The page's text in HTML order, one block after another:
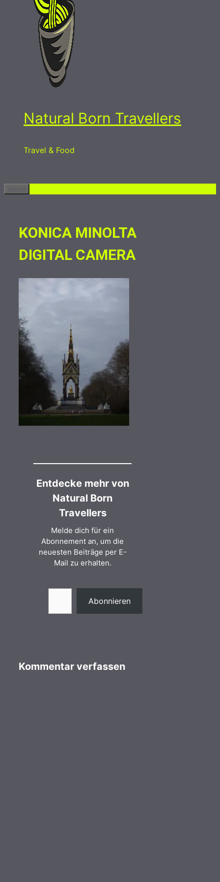
Natural Born Travellers
Travel & Food
KONICA MINOLTA
DIGITAL CAMERA
Entdecke mehr von
Natural Born
Travellers
Melde dich für ein
Abonnement an, um die
neuesten Beiträge per E-
Mail zu erhalten.
Gib deine E-Mail-Adresse ein ...
Abonnieren
Kommentar verfassen